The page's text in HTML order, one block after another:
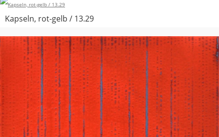
Kapseln, rot-gelb / 13.29